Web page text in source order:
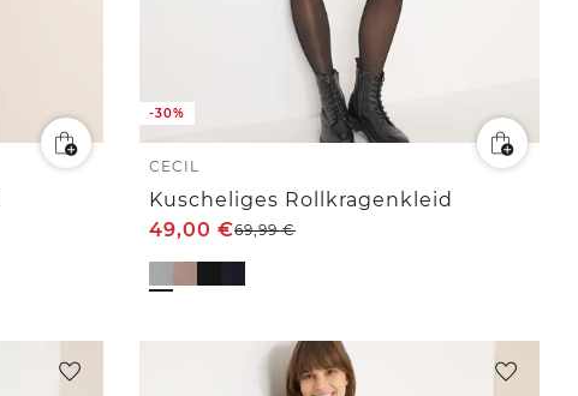
-30%
CECIL
Kuscheliges Rollkragenkleid
49,00€69,99€